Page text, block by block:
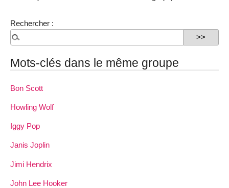
Rechercher :
Mots-clés dans le même groupe
Bon Scott
Howling Wolf
Iggy Pop
Janis Joplin
Jimi Hendrix
John Lee Hooker